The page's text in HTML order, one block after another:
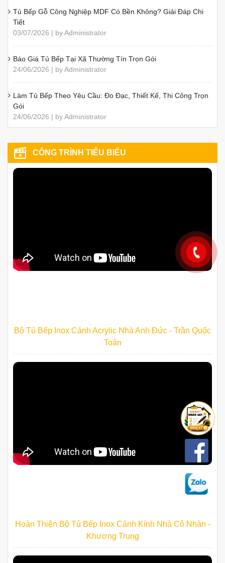
Tủ Bếp Gỗ Công Nghiệp MDF Có Bền Không? Giải Đáp Chi
Tiết
03/07/2026 | by Administrator
Báo Giá Tủ Bếp Tại Xã Thường Tín Trọn Gói
24/06/2026 | by Administrator
Làm Tủ Bếp Theo Yêu Cầu: Đo Đạc, Thiết Kế, Thi Công Trọn
Gói
24/06/2026 | by Administrator
CÔNG TRÌNH TIÊU BIỂU
Bộ Tủ Bếp Inox Cánh Acrylic Nhà Anh Đức - Trần Quốc
Toản
Hoàn Thiện Bộ Tủ Bếp Inox Cánh Kính Nhà Cô Nhàn -
Khương Trung